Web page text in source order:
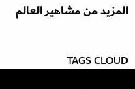
المزيد من مشاهير العالم
TAGS CLOUD